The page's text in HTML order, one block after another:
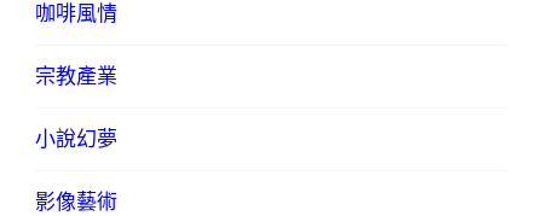
咖啡風情
宗教產業
小說幻夢
影像藝術